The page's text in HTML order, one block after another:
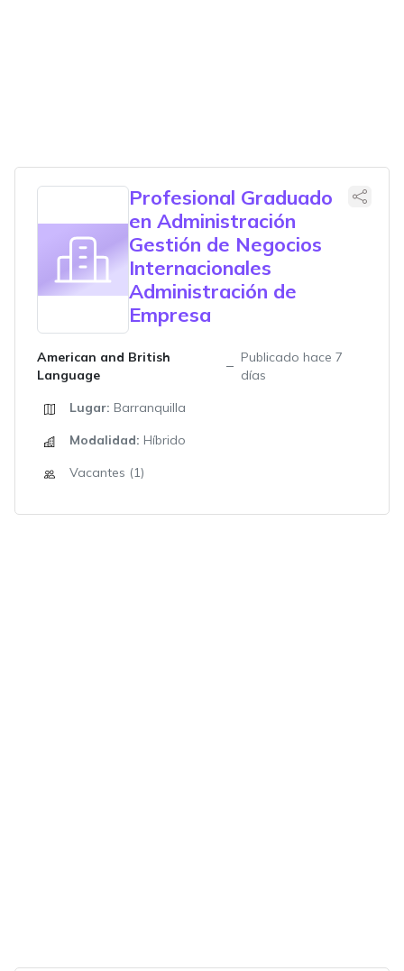
Profesional Graduado
en Administración
Gestión de Negocios
Internacionales
Administración de
Empresa
American and British
Language
Publicado hace 7
días
Lugar: Barranquilla
Modalidad: Híbrido
Vacantes (1)